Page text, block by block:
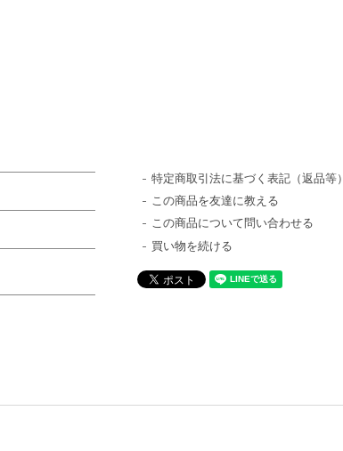
特定商取引法に基づく表記（返品等）
この商品を友達に教える
この商品について問い合わせる
買い物を続ける